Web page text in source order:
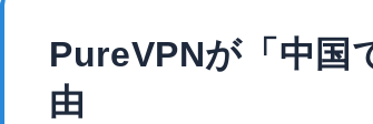
PureVPNが「中国
由